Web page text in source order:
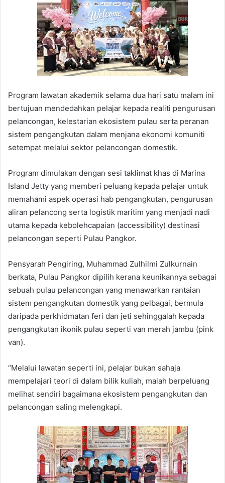
Program lawatan akademik selama dua hari satu malam ini
bertujuan mendedahkan pelajar kepada realiti pengurusan
pelancongan, kelestarian ekosistem pulau serta peranan
sistem pengangkutan dalam menjana ekonomi komuniti
setempat melalui sektor pelancongan domestik.
Program dimulakan dengan sesi taklimat khas di Marina
Island Jetty yang memberi peluang kepada pelajar untuk
memahami aspek operasi hab pengangkutan, pengurusan
aliran pelancong serta logistik maritim yang menjadi nadi
utama kepada kebolehcapaian (accessibility) destinasi
pelancongan seperti Pulau Pangkor.
Pensyarah Pengiring, Muhammad Zulhilmi Zulkurnain
berkata, Pulau Pangkor dipilih kerana keunikannya sebagai
sebuah pulau pelancongan yang menawarkan rantaian
sistem pengangkutan domestik yang pelbagai, bermula
daripada perkhidmatan feri dan jeti sehinggalah kepada
pengangkutan ikonik pulau seperti van merah jambu (pink
van).
“Melalui lawatan seperti ini, pelajar bukan sahaja
mempelajari teori di dalam bilik kuliah, malah berpeluang
melihat sendiri bagaimana ekosistem pengangkutan dan
pelancongan saling melengkapi.